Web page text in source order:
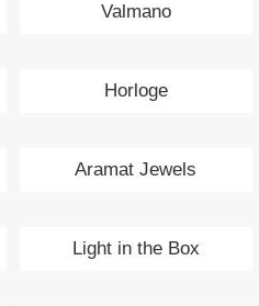
Valmano
Horloge
Aramat Jewels
Light in the Box